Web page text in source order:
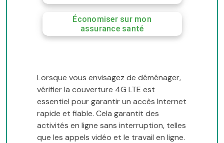
Économiser sur mon
assurance santé
Lorsque vous envisagez de déménager,
vérifier la couverture 4G LTE est
essentiel pour garantir un accès Internet
rapide et fiable. Cela garantit des
activités en ligne sans interruption, telles
que les appels vidéo et le travail en ligne.